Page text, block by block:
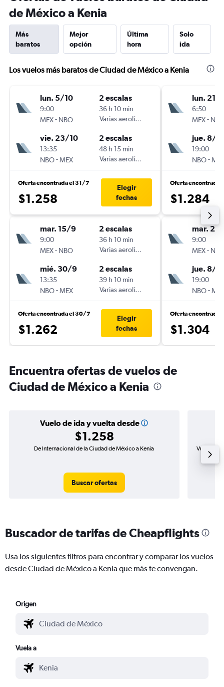
de México a Kenia
Más
baratos
Mejor
opción
Última
hora
Solo
ida
Los vuelos más baratos de Ciudad de México a Kenia
lun. 5/10
9:00
MEX- NBO
2 escalas
36 h 10 min
Varias aerolíneas
vie. 23/10
13:35
NBO-MEX
2 escalas
48 h 15 min
Varias aerolíneas
Oferta encontrada el 31/7
$1.258
Elegir
fechas
mar. 15/9
9:00
MEX- NBO
2 escalas
36 h 10 min
Varias aerolíneas
mié. 30/9
13:35
NBO-MEX
2 escalas
39 h 10 min
Varias aerolíneas
Oferta encontrada el 30/7
$1.262
Elegir
fechas
lun. 21/
6:50
MEX-
jue. 8/
19:00
NBO-
Oferta encontrada
$1.284
mar.
9:00
MEX-
jue. 8/
19:00
NBO-
Oferta encontrada
$1.304
Encuentra ofertas de vuelos de
Ciudad de México a Kenia
Vuelo de ida y vuelta desde
$1.258
De Internacional de la Ciudad de México a Kenia
Buscar ofertas
Vuelo de
Buscador de tarifas de Cheapflights
Usa los siguientes filtros para encontrar y comparar los vuelos
desde Ciudad de México a Kenia que más te convengan.
Origen
Vuela a